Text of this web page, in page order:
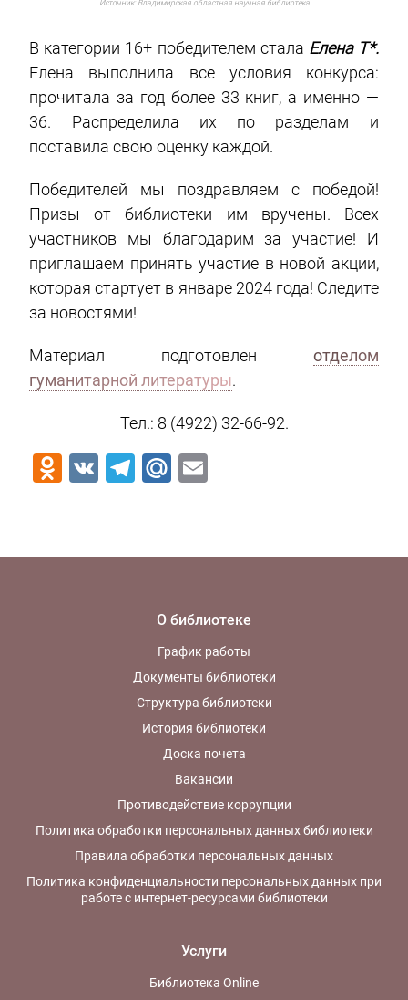
Источник: Владимирская областная научная библиотека
В категории 16+ победителем стала Елена Т*.
Елена выполнила все условия конкурса:
прочитала за год более 33 книг, а именно —
36. Распределила их по разделам и
поставила свою оценку каждой.
Победителей мы поздравляем с победой!
Призы от библиотеки им вручены. Всех
участников мы благодарим за участие! И
приглашаем принять участие в новой акции,
которая стартует в январе 2024 года! Следите
за новостями!
Материал подготовлен отделом
гуманитарной литературы.
Тел.: 8 (4922) 32-66-92.
Odnoklassniki
VK Telegram
Mail.Ru
О библиотеке
График работы
Документы библиотеки
Структура библиотеки
История библиотеки
Доска почета
Вакансии
Противодействие коррупции
Политика обработки персональных данных библиотеки
Правила обработки персональных данных
Политика конфиденциальности персональных данных при
работе с интернет-ресурсами библиотеки
Услуги
Библиотека Online